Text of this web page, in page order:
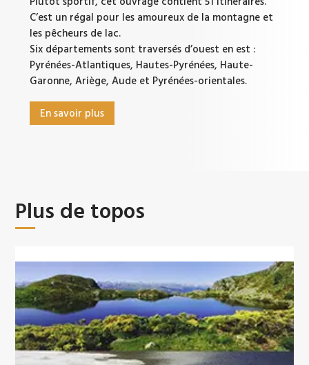
C’est un régal pour les amoureux de la montagne et
les pêcheurs de lac.
Six départements sont traversés d’ouest en est :
Pyrénées-Atlantiques, Hautes-Pyrénées, Haute-
Garonne, Ariège, Aude et Pyrénées-orientales.
En savoir plus
Plus de topos